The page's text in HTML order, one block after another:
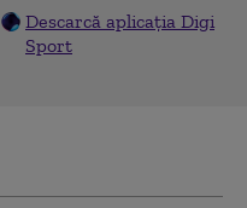
Descarcă aplicația Digi
Sport